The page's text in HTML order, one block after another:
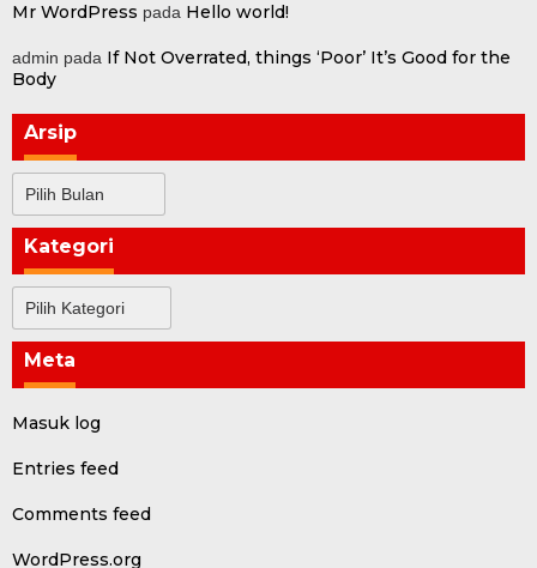
Mr WordPress pada Hello world!
admin pada If Not Overrated, things ‘Poor’ It’s Good for the
Body
Arsip
Kategori
Meta
Masuk log
Entries feed
Comments feed
WordPress.org